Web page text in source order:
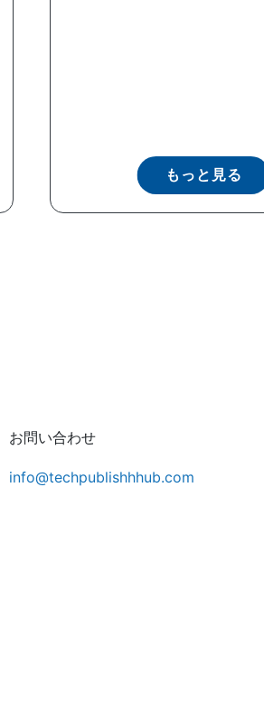
もっと見る
お問い合わせ
info@techpublishhhub.com